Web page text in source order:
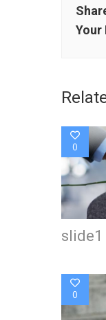
Your
0
slide1
0